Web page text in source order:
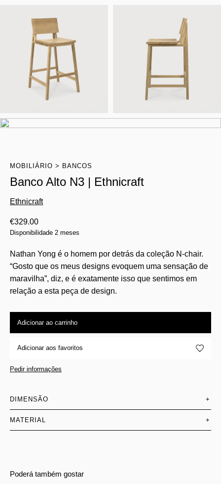
MOBILIÁRIO BANCOS
Banco Alto N3 | Ethnicraft
Ethnicraft
€329.00
Disponibilidade 2 meses
Nathan Yong é o homem por detrás da coleção N-chair.
“Gosto que os meus designs evoquem uma sensação de
maravilha”, diz, e é exatamente isso que sentimos em
relação a esta peça de design.
Adicionar ao carrinho
Adicionar aos favoritos
Pedir informações
DIMENSÃO +
MATERIAL +
Poderá também gostar